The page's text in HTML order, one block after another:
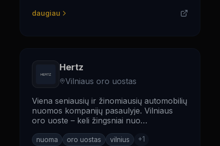
daugiau
Hertz
Vilniaus oro uostas
Viena seniausių ir žinomiausių automobilių
nuomos kompanijų pasaulyje. Vilniaus
oro uoste – keli žingsniai nuo
nuoma oro uostas vilnius +1